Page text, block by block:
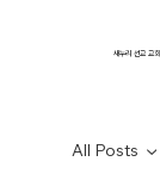
새누리 선교 교회
All Posts